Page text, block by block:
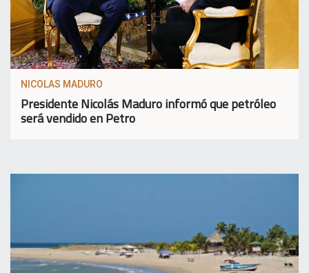
NICOLAS MADURO
Presidente Nicolás Maduro informó que petróleo
será vendido en Petro